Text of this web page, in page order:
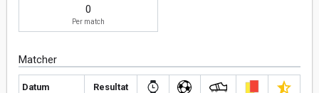
0
Per match
Matcher
Datum Resultat